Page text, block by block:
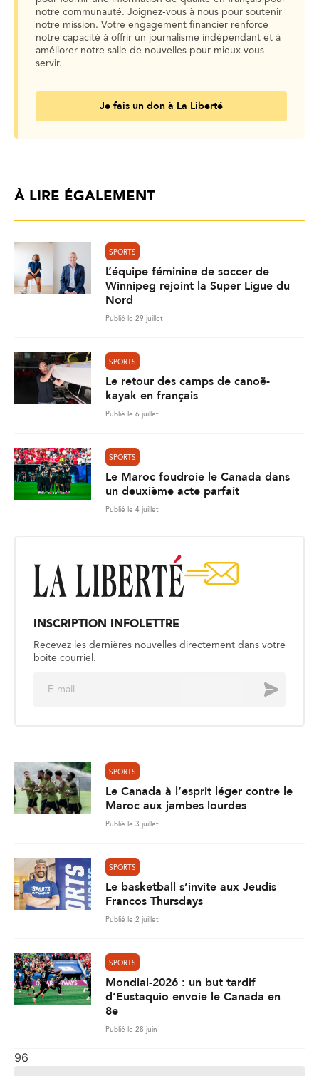
notre communauté. Joignez-vous à nous pour soutenir
notre mission. Votre engagement financier renforce
notre capacité à offrir un journalisme indépendant et à
améliorer notre salle de nouvelles pour mieux vous
servir.
Je fais un don à La Liberté
À LIRE ÉGALEMENT
SPORTS
L’équipe féminine de soccer de
Winnipeg rejoint la Super Ligue du
Nord
Publié le 29 juillet
SPORTS
Le retour des camps de canoë-
kayak en français
Publié le 6 juillet
SPORTS
Le Maroc foudroie le Canada dans
un deuxième acte parfait
Publié le 4 juillet
INSCRIPTION INFOLETTRE
Recevez les dernières nouvelles directement dans votre
boite courriel.
Envoyer
SPORTS
Le Canada à l’esprit léger contre le
Maroc aux jambes lourdes
Publié le 3 juillet
SPORTS
Le basketball s’invite aux Jeudis
Francos Thursdays
Publié le 2 juillet
SPORTS
Mondial-2026 : un but tardif
d’Eustaquio envoie le Canada en
8e
Publié le 28 juin
96